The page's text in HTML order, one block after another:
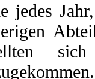
jedes